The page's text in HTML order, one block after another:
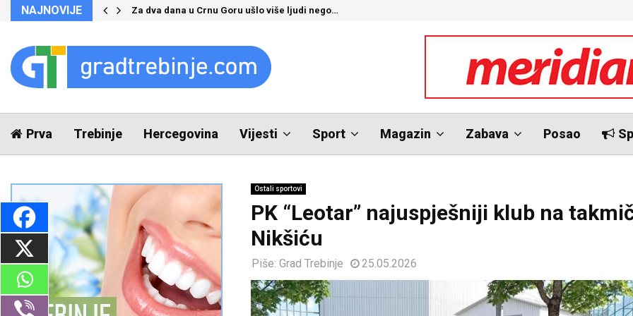
NAJNOVIJE Za dva dana u Crnu Goru ušlo više ljudi nego…
Prva Trebinje Hercegovina Vijesti Sport Magazin Zabava Posao
Ostali sportovi
PK “Leotar” najuspješniji klub na
Nikšiću
Piše: Grad Trebinje 25.05.2026